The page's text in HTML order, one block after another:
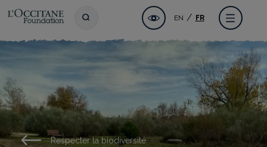
Aller
au
contenu
Fondation l'OCCITANE
Toggle search Accessibilité
EN FR Menu
Respecter la biodiversité